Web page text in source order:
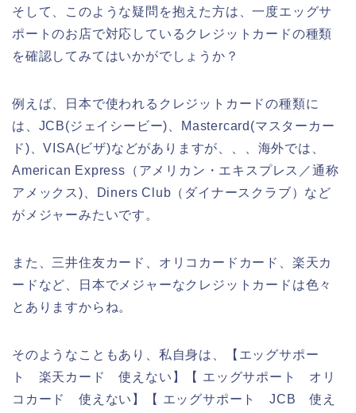
そして、このような疑問を抱えた方は、一度エッグサ
ポートのお店で対応しているクレジットカードの種類
を確認してみてはいかがでしょうか？
例えば、日本で使われるクレジットカードの種類に
は、JCB(ジェイシービー)、Mastercard(マスターカー
ド)、VISA(ビザ)などがありますが、、、海外では、
American Express（アメリカン・エキスプレス／通称
アメックス)、Diners Club（ダイナースクラブ）など
がメジャーみたいです。
また、三井住友カード、オリコカードカード、楽天カ
ードなど、日本でメジャーなクレジットカードは色々
とありますからね。
そのようなこともあり、私自身は、【エッグサポー
ト 楽天カード 使えない】【 エッグサポート オリ
コカード 使えない】【 エッグサポート JCB 使え